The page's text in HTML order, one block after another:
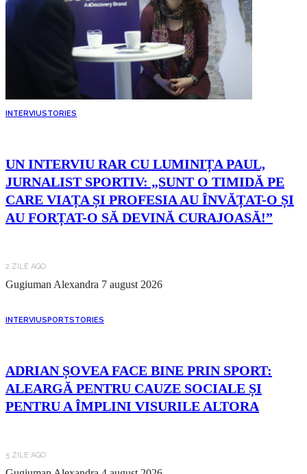
INTERVIUSTORIES
UN INTERVIU RAR CU LUMINIȚA PAUL,
JURNALIST SPORTIV: „SUNT O TIMIDĂ PE
CARE VIAȚA ȘI PROFESIA AU ÎNVĂȚAT-O ȘI
AU FORȚAT-O SĂ DEVINĂ CURAJOASĂ!”
2 ZILE AGO
Gugiuman Alexandra 7 august 2026
INTERVIUSPORTSTORIES
ADRIAN ȘOVEA FACE BINE PRIN SPORT:
ALEARGĂ PENTRU CAUZE SOCIALE ȘI
PENTRU A ÎMPLINI VISURILE ALTORA
5 ZILE AGO